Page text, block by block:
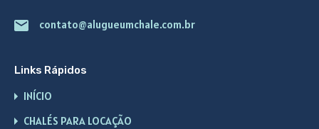
contato@alugueumchale.com.br
Links Rápidos
INÍCIO
CHALÉS PARA LOCAÇÃO